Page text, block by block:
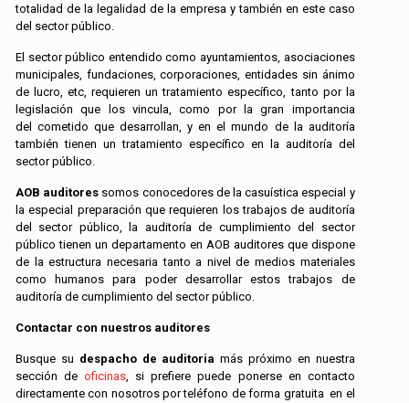
totalidad de la legalidad de la empresa y también en este caso
del sector público.
El sector público entendido como ayuntamientos, asociaciones
municipales, fundaciones, corporaciones, entidades sin ánimo
de lucro, etc, requieren un tratamiento específico, tanto por la
legislación que los vincula, como por la gran importancia
del cometido que desarrollan, y en el mundo de la auditoría
también tienen un tratamiento específico en la auditoría del
sector público.
AOB auditores somos conocedores de la casuística especial y
la especial preparación que requieren los trabajos de auditoría
del sector público, la auditoría de cumplimiento del sector
público tienen un departamento en AOB auditores que dispone
de la estructura necesaria tanto a nivel de medios materiales
como humanos para poder desarrollar estos trabajos de
auditoría de cumplimiento del sector público.
Contactar con nuestros auditores
Busque su despacho de auditoria más próximo en nuestra
sección deoficinas, si prefiere puede ponerse en contacto
directamente con nosotros por teléfono de forma gratuita en el